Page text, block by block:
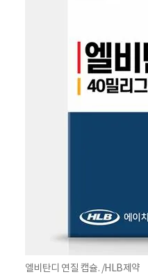
엘비탄디 연질 캡슐. /HLB제약